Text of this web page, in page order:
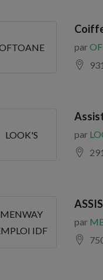
par
LOOK'S par
MENWAY
IDF
par